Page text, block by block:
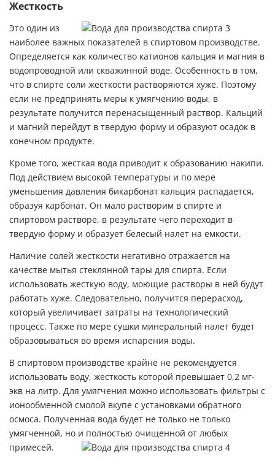
Жесткость
Это один из
наиболее важных показателей в спиртовом производстве.
Определяется как количество катионов кальция и магния в
водопроводной или скважинной воде. Особенность в том,
что в спирте соли жесткости растворяются хуже. Поэтому
если не предпринять меры к умягчению воды, в
результате получится перенасыщенный раствор. Кальций
и магний перейдут в твердую форму и образуют осадок в
конечном продукте.
Кроме того, жесткая вода приводит к образованию накипи.
Под действием высокой температуры и по мере
уменьшения давления бикарбонат кальция распадается,
образуя карбонат. Он мало растворим в спирте и
спиртовом растворе, в результате чего переходит в
твердую форму и образует белесый налет на емкости.
Наличие солей жесткости негативно отражается на
качестве мытья стеклянной тары для спирта. Если
использовать жесткую воду, моющие растворы в ней будут
работать хуже. Следовательно, получится перерасход,
который увеличивает затраты на технологический
процесс. Также по мере сушки минеральный налет будет
образовываться во время испарения воды.
В спиртовом производстве крайне не рекомендуется
использовать воду, жесткость которой превышает 0,2 мг-
экв на литр. Для умягчения можно использовать фильтры с
ионообменной смолой вкупе с установками обратного
осмоса. Полученная вода будет не только не только
умягченной, но и полностью очищенной от любых
примесей.